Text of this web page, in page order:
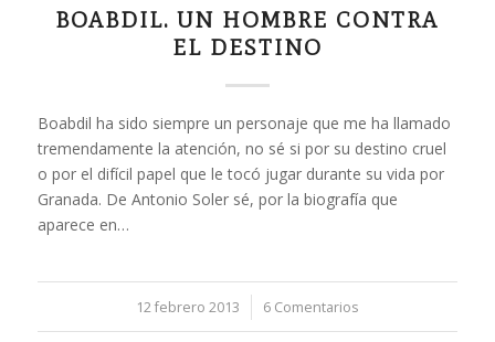
BOABDIL. UN HOMBRE CONTRA
EL DESTINO
Boabdil ha sido siempre un personaje que me ha llamado
tremendamente la atención, no sé si por su destino cruel
o por el difícil papel que le tocó jugar durante su vida por
Granada. De Antonio Soler sé, por la biografía que
aparece en…
12 febrero 2013
/ 6 Comentarios